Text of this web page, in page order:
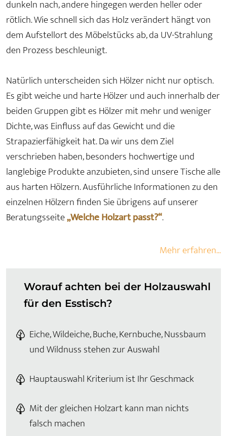
dunkeln nach, andere hingegen werden heller oder
rötlich. Wie schnell sich das Holz verändert hängt von
dem Aufstellort des Möbelstücks ab, da UV-Strahlung
den Prozess beschleunigt.
Natürlich unterscheiden sich Hölzer nicht nur optisch.
Es gibt weiche und harte Hölzer und auch innerhalb der
beiden Gruppen gibt es Hölzer mit mehr und weniger
Dichte, was Einfluss auf das Gewicht und die
Strapazierfähigkeit hat. Da wir uns dem Ziel
verschrieben haben, besonders hochwertige und
langlebige Produkte anzubieten, sind unsere Tische alle
aus harten Hölzern. Ausführliche Informationen zu den
einzelnen Hölzern finden Sie übrigens auf unserer
Beratungsseite„Welche Holzart passt?“.
Mehr erfahren...
Worauf achten bei der Holzauswahl
für den Esstisch?
Eiche, Wildeiche, Buche, Kernbuche, Nussbaum
und Wildnuss stehen zur Auswahl
Hauptauswahl Kriterium ist Ihr Geschmack
Mit der gleichen Holzart kann man nichts
falsch machen